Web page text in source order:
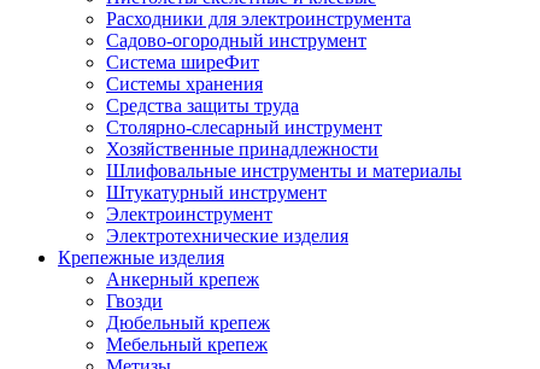
Расходники для электроинструмента
Садово-огородный инструмент
Система ширеФит
Системы хранения
Средства защиты труда
Столярно-слесарный инструмент
Хозяйственные принадлежности
Шлифовальные инструменты и материалы
Штукатурный инструмент
Электроинструмент
Электротехнические изделия
Крепежные изделия
Анкерный крепеж
Гвозди
Дюбельный крепеж
Мебельный крепеж